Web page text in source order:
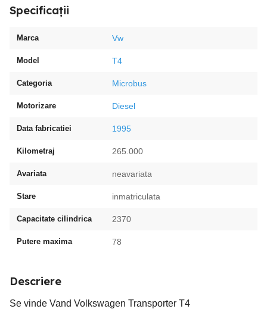
Specificații
Marca Vw
Model T4
Categoria Microbus
Motorizare Diesel
Data fabricatiei 1995
Kilometraj 265.000
Avariata neavariata
Stare inmatriculata
Capacitate cilindrica 2370
Putere maxima 78
Descriere
Se vinde Vand Volkswagen Transporter T4